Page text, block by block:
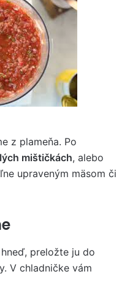
z plameňa. Po
mištičkách, alebo
upraveným mäsom či
hneď, preložte ju do
V chladničke vám